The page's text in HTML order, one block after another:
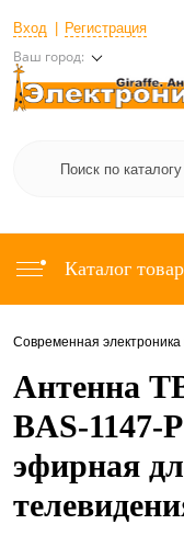
Вход Регистрация
Ваш город:
Каталог
Современная электроника
Антенна
BAS-1147-
эфирная